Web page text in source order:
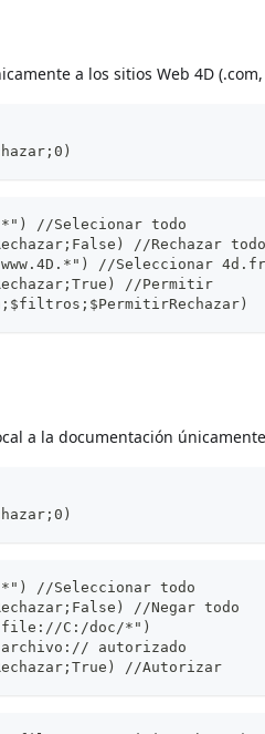
a los sitios Web 4D (.com,
//Selecionar todo
//Rechazar todo
//Seleccionar
//Permitir
a la documentación
//Seleccionar todo
//Negar todo
C:/doc/*")
autorizado
//Autorizar